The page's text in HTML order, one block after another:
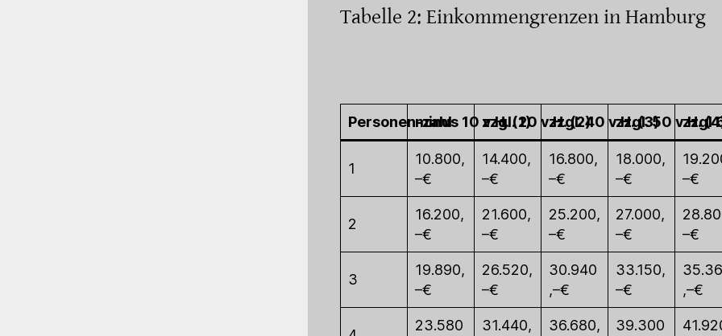
Tabelle 2: Einkommengrenzen in Hamburg
Personen-zahlminus 10 v.H. (1)zzgl. 20 v.H. (2)zzgl. 40 v.H. (3)zzgl. 50 v.H.
zzgl
1
10.800,
–€
14.400,
–€
16.800,
–€
18.000,
–€
–€
2
16.200,
–€
21.600,
–€
25.200,
–€
27.000,
–€
–€
3
19.890,
–€
26.520,
–€
30.940
,–€
33.150,
–€
,–€
23.580 31.440, 36.680, 39.300